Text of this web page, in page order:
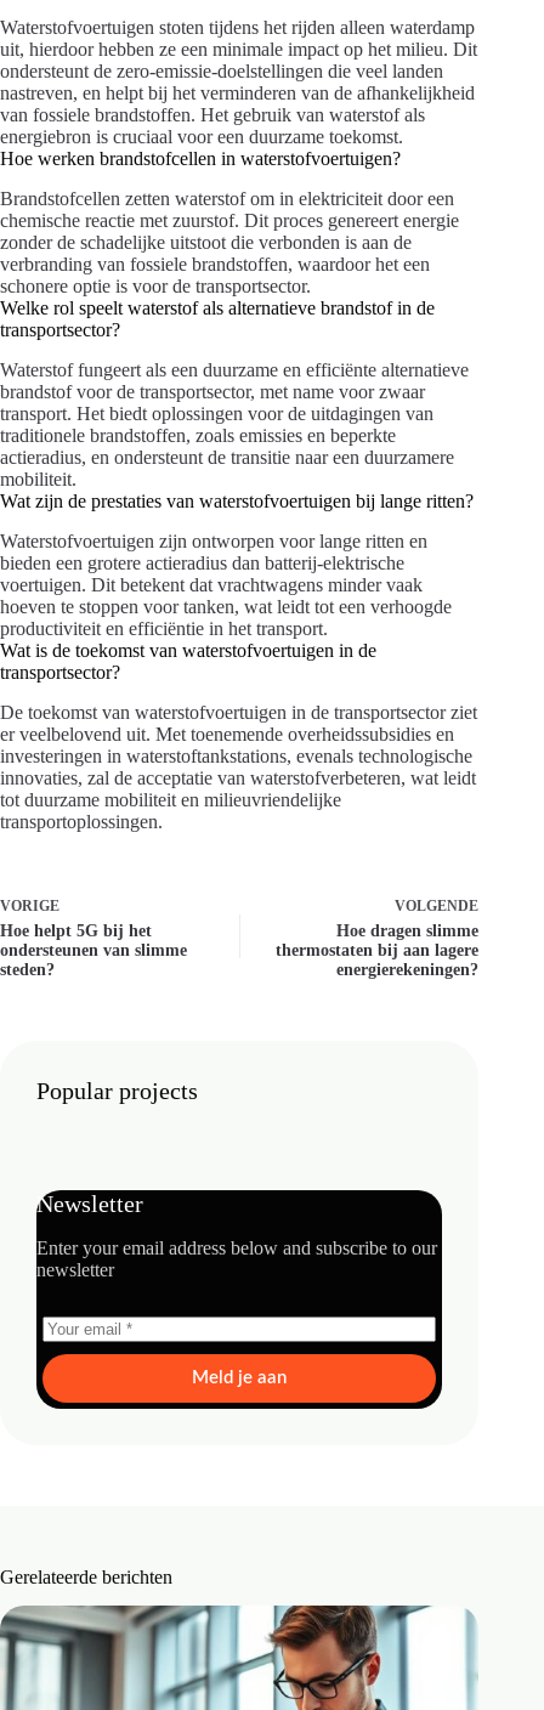
Waterstofvoertuigen stoten tijdens het rijden alleen waterdamp
uit, hierdoor hebben ze een minimale impact op het milieu. Dit
ondersteunt de zero-emissie-doelstellingen die veel landen
nastreven, en helpt bij het verminderen van de afhankelijkheid
van fossiele brandstoffen. Het gebruik van waterstof als
energiebron is cruciaal voor een duurzame toekomst.
Hoe werken brandstofcellen in waterstofvoertuigen?
Brandstofcellen zetten waterstof om in elektriciteit door een
chemische reactie met zuurstof. Dit proces genereert energie
zonder de schadelijke uitstoot die verbonden is aan de
verbranding van fossiele brandstoffen, waardoor het een
schonere optie is voor de transportsector.
Welke rol speelt waterstof als alternatieve brandstof in de
transportsector?
Waterstof fungeert als een duurzame en efficiënte alternatieve
brandstof voor de transportsector, met name voor zwaar
transport. Het biedt oplossingen voor de uitdagingen van
traditionele brandstoffen, zoals emissies en beperkte
actieradius, en ondersteunt de transitie naar een duurzamere
mobiliteit.
Wat zijn de prestaties van waterstofvoertuigen bij lange ritten?
Waterstofvoertuigen zijn ontworpen voor lange ritten en
bieden een grotere actieradius dan batterij-elektrische
voertuigen. Dit betekent dat vrachtwagens minder vaak
hoeven te stoppen voor tanken, wat leidt tot een verhoogde
productiviteit en efficiëntie in het transport.
Wat is de toekomst van waterstofvoertuigen in de
transportsector?
De toekomst van waterstofvoertuigen in de transportsector ziet
er veelbelovend uit. Met toenemende overheidssubsidies en
investeringen in waterstoftankstations, evenals technologische
innovaties, zal de acceptatie van waterstofverbeteren, wat leidt
tot duurzame mobiliteit en milieuvriendelijke
transportoplossingen.
VORIGE
Hoe helpt 5G bij het
ondersteunen van slimme
steden?
VOLGENDE
Hoe dragen slimme
thermostaten bij aan lagere
energierekeningen?
Popular projects
Newsletter
Enter your email address below and subscribe to our
newsletter
Meld je aan
Gerelateerde berichten